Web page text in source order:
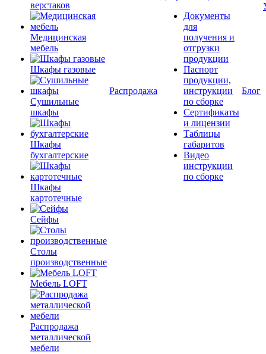
верстаков
Медицинская
мебель
Шкафы газовые
Сушильные
шкафы
Шкафы
бухгалтерские
Шкафы
картотечные
Сейфы
Столы
производственные
Мебель LOFT
Распродажа
металлической
мебели
Распродажа
Документы
для
получения и
отгрузки
продукции
Паспорт
продукции,
инструкции
по сборке
Сертификаты
и лицензии
Таблицы
габаритов
Видео
инструкции
по сборке
Блог